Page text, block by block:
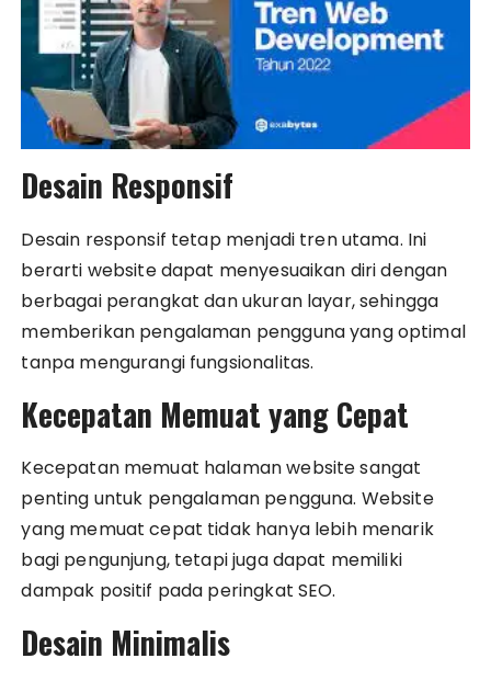
Desain Responsif
Desain responsif tetap menjadi tren utama. Ini
berarti website dapat menyesuaikan diri dengan
berbagai perangkat dan ukuran layar, sehingga
memberikan pengalaman pengguna yang optimal
tanpa mengurangi fungsionalitas.
Kecepatan Memuat yang Cepat
Kecepatan memuat halaman website sangat
penting untuk pengalaman pengguna. Website
yang memuat cepat tidak hanya lebih menarik
bagi pengunjung, tetapi juga dapat memiliki
dampak positif pada peringkat SEO.
Desain Minimalis